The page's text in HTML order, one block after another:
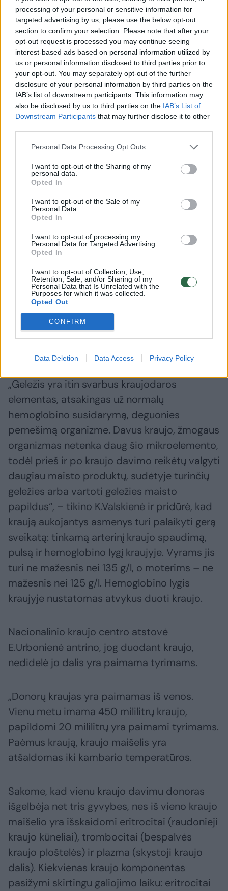
processing of your personal or sensitive information for
targeted advertising by us, please use the below opt-out
section to confirm your selection. Please note that after your
opt-out request is processed you may continue seeing
interest-based ads based on personal information utilized by
us or personal information disclosed to third parties prior to
your opt-out. You may separately opt-out of the further
disclosure of your personal information by third parties on the
IAB’s list of downstream participants. This information may
also be disclosed by us to third parties on the IAB’s List of
Downstream Participants that may further disclose it to other
Personal Data Processing Opt Outs
I want to opt-out of the Sharing of my
personal data.
Opted In
I want to opt-out of the Sale of my
Personal Data.
Opted In
I want to opt-out of processing my
Personal Data for Targeted Advertising.
Opted In
I want to opt-out of Collection, Use,
Retention, Sale, and/or Sharing of my
Personal Data that Is Unrelated with the
Purposes for which it was collected.
Opted Out
CONFIRM
Data Deletion Data Access Privacy Policy
prekinio ženklo „SmartHit“ atstovė Kristina
Valskienė.
Kokių rekomendacijų reikėtų laikytis
duodantiems kraujo?
Donorystės organizavimo skyriaus vadovė
E.Urbonienė pabrėžė – prieš duodant kraujo,
privaloma būti pailsėjusiems, lengvai
pavalgiusiems, nuo vakaro vartoti daugiau
nei įprastai skysčių, būti geros nuotaikos.
Po donacijos rekomenduojama sutvarstytos
rankos nelankstyti bent 10 minučių, tvarstį
laikyti 2 valandas. Paaukojus kraujo, reikėtų
vartoti daug skysčių, kurį laiką susilaikyti nuo
aktyvių veiklų, tokių, kaip sportas.
Anot K.Valskienės, prieš ir po kraujo davimo
reiktų valgyti daugiau maisto produktų su
geležimi arba vartoti geležies maisto
„Geležis yra itin svarbus kraujodaros
elementas, atsakingas už normalų
hemoglobino susidarymą, deguonies
pernešimą organizme. Davus kraujo, žmogaus
organizmas netenka daug šio mikroelemento,
todėl prieš ir po kraujo davimo reikėtų valgyti
daugiau maisto produktų, sudėtyje turinčių
geležies arba vartoti geležies maisto
papildus“, – tikino K.Valskienė ir pridūrė, kad
kraują aukojantys asmenys turi palaikyti gerą
sveikatą: tinkamą arterinį kraujo spaudimą,
pulsą ir hemoglobino lygį kraujyje. Vyrams jis
turi ne mažesnis nei 135 g/l, o moterims – ne
mažesnis nei 125 g/l. Hemoglobino lygis
kraujyje nustatomas atvykus duoti kraujo.
Nacionalinio kraujo centro atstovė
E.Urbonienė antrino, jog duodant kraujo,
nedidelė jo dalis yra paimama tyrimams.
„Donorų kraujas yra paimamas iš venos.
Vienu metu imama 450 mililitrų kraujo,
papildomi 20 mililitrų yra paimami tyrimams.
Paėmus kraują, kraujo maišelis yra
atšaldomas iki kambario temperatūros.
Sakome, kad vienu kraujo davimu donoras
išgelbėja net tris gyvybes, nes iš vieno kraujo
maišelio yra išskaidomi eritrocitai (raudonieji
kraujo kūneliai), trombocitai (bespalvės
kraujo ploštelės) ir plazma (skystoji kraujo
dalis). Kiekvienas kraujo komponentas
pasižymi skirtingu galiojimo laiku: eritrocitai